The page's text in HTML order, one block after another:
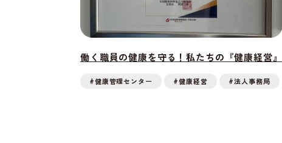
働く職員の健康を守る！私たちの『健康経営』
#健康管理センター #健康経営 #法人事務局